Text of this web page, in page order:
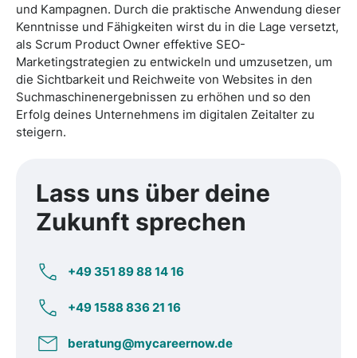
und Kampagnen. Durch die praktische Anwendung dieser
Kenntnisse und Fähigkeiten wirst du in die Lage versetzt,
als Scrum Product Owner effektive SEO-
Marketingstrategien zu entwickeln und umzusetzen, um
die Sichtbarkeit und Reichweite von Websites in den
Suchmaschinenergebnissen zu erhöhen und so den
Erfolg deines Unternehmens im digitalen Zeitalter zu
steigern.
Lass uns über deine
Zukunft sprechen
+49 351 89 88 14 16
+49 1588 836 21 16
beratung@mycareernow.de